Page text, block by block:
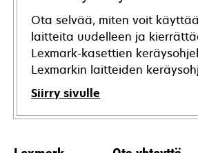
Ota selvää, miten voit
laitteita uudelleen ja
Lexmark-kasettien
Lexmarkin laitteiden
Siirry sivulle